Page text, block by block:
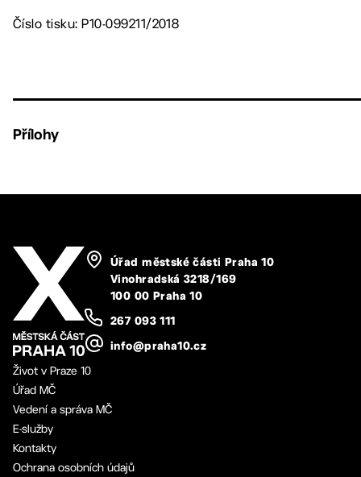
Číslo tisku: P10-099211/2018
Přílohy
Úřad městské části Praha 10
Vinohradská 3218/169
100 00 Praha 10
267 093 111
info@praha10.cz
Život v Praze 10
Úřad MČ
Vedení a správa MČ
E-služby
Kontakty
Ochrana osobních údajů